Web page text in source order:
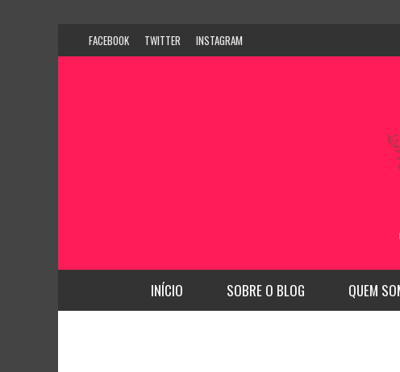
FACEBOOK TWITTER INSTAGRAM
INÍCIO SOBRE O BLOG QUEM